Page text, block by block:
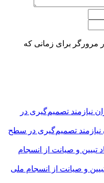
مرورگر برای زمانی که
تصمیم‌گیری در سطح
و صیانت از انسجام ملی